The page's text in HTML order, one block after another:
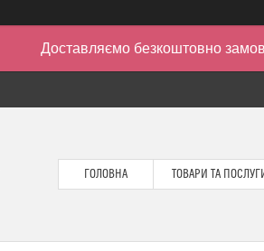
Доставляємо безкоштовно
ГОЛОВНА ТОВАРИ ТА